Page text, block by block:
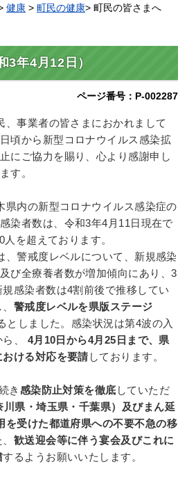
健康 > 町民の健康> 町民の皆さまへ
3年4月12日）
ページ番号：P-002287
、事業者の皆さまにおかれまして
頃から新型コロナウイルス感染拡
にご協力を賜り、心より感謝申し
す。
県内の新型コロナウイルス感染症の
染者数は、令和3年4月11日現在で
人を超えております。
、警戒度レベルについて、新規感染
び全療養者数が増加傾向にあり、3
感染者数は4割前後で推移してい
警戒度レベルを県版ステージ
としました。感染状況は第4波の入
、 4月10日から4月25日まで、県
ける対応を要請 しております。
き 感染防止対策を徹底 していただ
川県・埼玉県・千葉県）及びまん延
を受けた都道府県への不要不急の移
歓送迎会等に伴う宴会及びこれに
するようお願いいたします。